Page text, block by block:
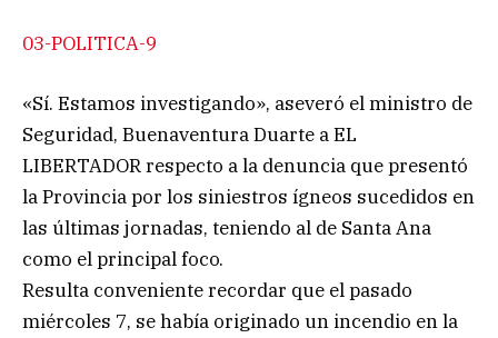
03-POLITICA-9
«Sí. Estamos investigando», aseveró el ministro de
Seguridad, Buenaventura Duarte a EL
LIBERTADOR respecto a la denuncia que presentó
la Provincia por los siniestros ígneos sucedidos en
las últimas jornadas, teniendo al de Santa Ana
como el principal foco.
Resulta conveniente recordar que el pasado
miércoles 7, se había originado un incendio en la